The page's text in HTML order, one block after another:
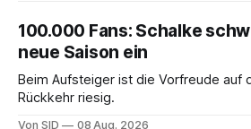
100.000 Fans: Schalke
neue Saison ein
Beim Aufsteiger ist die Vorfreude auf
Rückkehr riesig.
Von SID 08 Aug. 2026